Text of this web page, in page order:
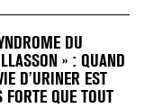
DU
» : QUAND
D’URINER EST
FORTE QUE TOUT